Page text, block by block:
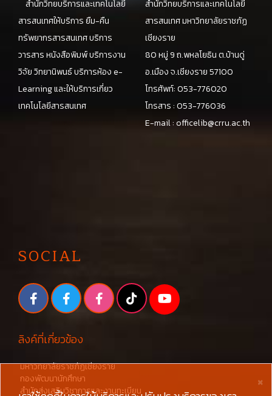
สำนักวิทยบริการและเทคโนโลยี
สารสนเทศให้บริการ ยืม-คืน
ทรัพยากรสารสนเทศ บริการ
วารสาร หนังสือพิมพ์ บริการงาน
วิจัย วิทยานิพนธ์ บริการห้อง e-
Learning และให้บริการเกี่ยว
เทคโนโลยีสารสนเทศ
สำนักวิทยบริการและเทคโนโลยี
สารสนเทศ มหาวิทยาลัยราชภัฏ
เชียงราย
80 หมู่ 9 ถ.พหลโยธิน ต.บ้านดู่
อ.เมือง จ.เชียงราย 57100
โทรศัพท์: 053-776020
โทรสาร : 053-776036
E-mail :officelib@crru.ac.th
SOCIAL
ลิงค์ที่เกี่ยวข้อง
มหาวิทยาลัยราชภัฏเชียงราย
กองพัฒนานักศึกษา
สำนักส่งเสริมวิชาการและงานทะเบียน
×